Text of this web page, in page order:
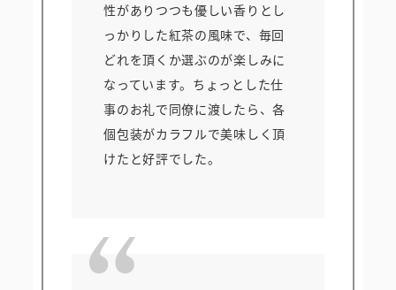
性がありつつも優しい香りとし
っかりした紅茶の風味で、毎回
どれを頂くか選ぶのが楽しみに
なっています。ちょっとした仕
事のお礼で同僚に渡したら、各
個包装がカラフルで美味しく頂
けたと好評でした。